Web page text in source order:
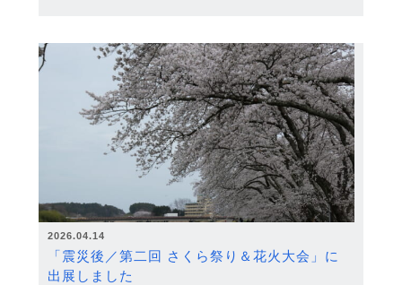
2026.04.14
「震災後／第二回 さくら祭り＆花火大会」に
出展しました